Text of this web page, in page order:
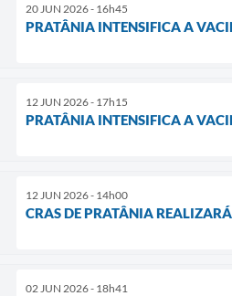
20 JUN 2026 - 16h45
PRATÂNIA INTENSIFICA A
12 JUN 2026 - 17h15
PRATÂNIA INTENSIFICA A
12 JUN 2026 - 14h00
CRAS DE PRATÂNIA
02 JUN 2026 - 18h41